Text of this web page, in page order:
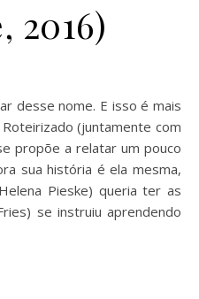
2016)
desse nome. E isso é mais
(juntamente com
propõe a relatar um pouco
sua história é ela mesma,
Pieske) queria ter as
se instruiu aprendendo